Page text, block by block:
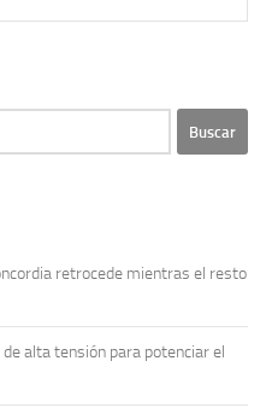
retrocede mientras el resto
alta tensión para potenciar el